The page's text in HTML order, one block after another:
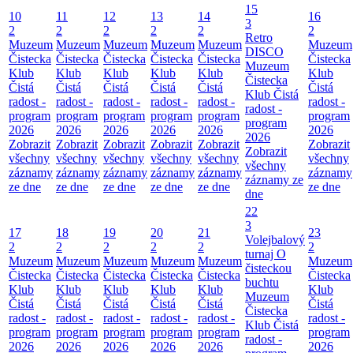
10
2
Muzeum
Čistecka
Klub
Čistá
radost -
program
2026
Zobrazit
všechny
záznamy
ze dne
11
2
Muzeum
Čistecka
Klub
Čistá
radost -
program
2026
Zobrazit
všechny
záznamy
ze dne
12
2
Muzeum
Čistecka
Klub
Čistá
radost -
program
2026
Zobrazit
všechny
záznamy
ze dne
13
2
Muzeum
Čistecka
Klub
Čistá
radost -
program
2026
Zobrazit
všechny
záznamy
ze dne
14
2
Muzeum
Čistecka
Klub
Čistá
radost -
program
2026
Zobrazit
všechny
záznamy
ze dne
15
3
Retro
DISCO
Muzeum
Čistecka
Klub Čistá
radost -
program
2026
Zobrazit
všechny
záznamy ze
dne
16
2
Muzeum
Čistecka
Klub
Čistá
radost -
program
2026
Zobrazit
všechny
záznamy
ze dne
17
2
Muzeum
Čistecka
Klub
Čistá
radost -
program
2026
18
2
Muzeum
Čistecka
Klub
Čistá
radost -
program
2026
19
2
Muzeum
Čistecka
Klub
Čistá
radost -
program
2026
20
2
Muzeum
Čistecka
Klub
Čistá
radost -
program
2026
21
2
Muzeum
Čistecka
Klub
Čistá
radost -
program
2026
22
3
Volejbalový
turnaj O
čisteckou
buchtu
Muzeum
Čistecka
Klub Čistá
radost -
23
2
Muzeum
Čistecka
Klub
Čistá
radost -
program
2026